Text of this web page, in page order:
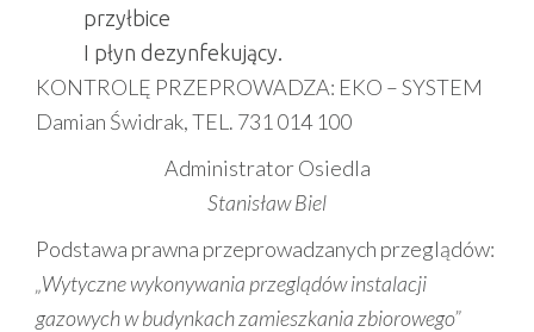
przyłbice
I płyn dezynfekujący.
KONTROLĘ PRZEPROWADZA: EKO – SYSTEM
Damian Świdrak, TEL. 731 014 100
Administrator Osiedla
Stanisław Biel
Podstawa prawna przeprowadzanych przeglądów:
„Wytyczne wykonywania przeglądów instalacji
gazowych w budynkach zamieszkania zbiorowego”